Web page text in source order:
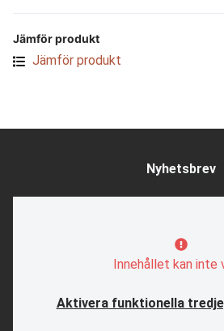
Jämför produkt
Jämför produkt
Nyhetsbrev
Innehållet kan inte
Aktivera funktionella